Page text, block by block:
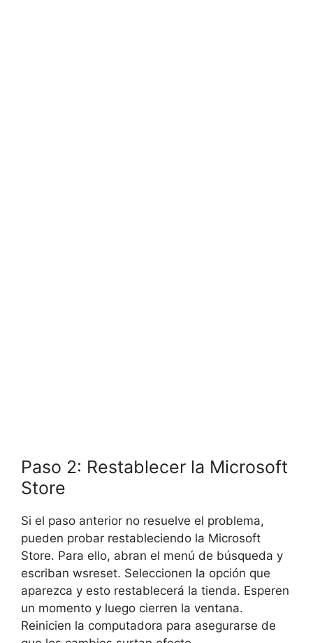
Paso 2: Restablecer la Microsoft
Store
Si el paso anterior no resuelve el problema,
pueden probar restableciendo la Microsoft
Store. Para ello, abran el menú de búsqueda y
escriban wsreset. Seleccionen la opción que
aparezca y esto restablecerá la tienda. Esperen
un momento y luego cierren la ventana.
Reinicien la computadora para asegurarse de